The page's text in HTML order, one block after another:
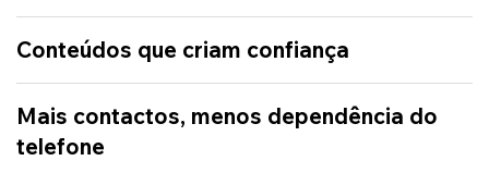
Conteúdos que criam confiança
Mais contactos, menos dependência do
telefone